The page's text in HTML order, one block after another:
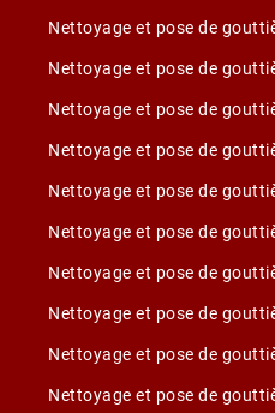
Nettoyage et pose de
Nettoyage et pose de
Nettoyage et pose de
Nettoyage et pose de
Nettoyage et pose de
Nettoyage et pose de
Nettoyage et pose de
Nettoyage et pose de
Nettoyage et pose de
Nettoyage et pose de